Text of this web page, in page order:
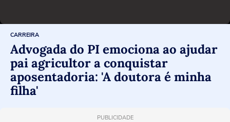
CARREIRA
Advogada do PI emociona ao ajudar
pai agricultor a conquistar
aposentadoria: 'A doutora é minha
filha'
PUBLICIDADE